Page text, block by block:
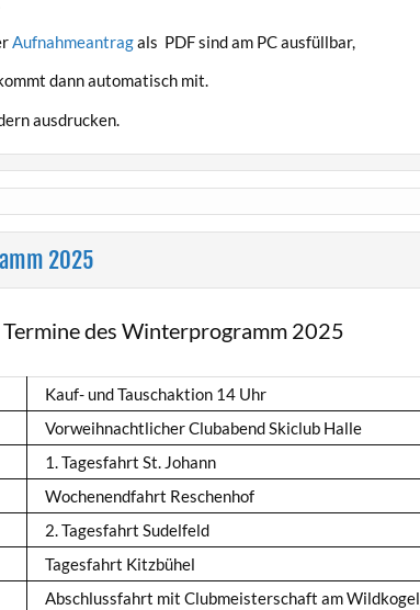
Aufnahmeantragals PDF sind am PC ausfüllbar,
dann automatisch mit.
ausdrucken.
2025
des Winterprogramm 2025
Kauf- und Tauschaktion 14 Uhr
Vorweihnachtlicher Clubabend Skiclub Halle
1. Tagesfahrt St. Johann
Wochenendfahrt Reschenhof
2. Tagesfahrt Sudelfeld
Tagesfahrt Kitzbühel
Abschlussfahrt mit Clubmeisterschaft am Wildkogel